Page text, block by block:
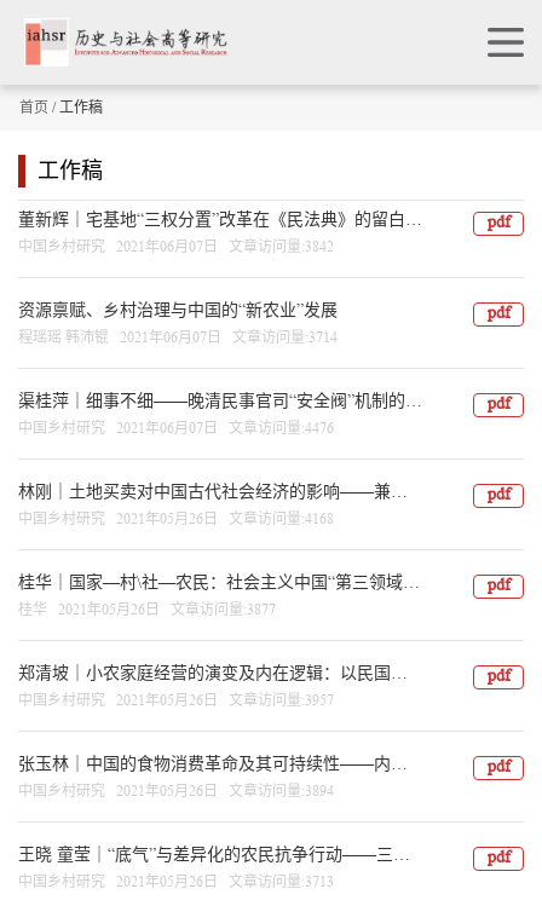
首页 / 工作稿
工作稿
pdf
中国乡村研究 2021年06月07日 文章访问量:3842
资源禀赋、乡村治理与中国的“新农业”发展 pdf
程瑶瑶 韩沛锟 2021年06月07日 文章访问量:3714
pdf
中国乡村研究 2021年06月07日 文章访问量:4476
pdf
中国乡村研究 2021年05月26日 文章访问量:4168
pdf
桂华 2021年05月26日 文章访问量:3877
pdf
中国乡村研究 2021年05月26日 文章访问量:3957
pdf
中国乡村研究 2021年05月26日 文章访问量:3894
pdf
中国乡村研究 2021年05月26日 文章访问量:3713